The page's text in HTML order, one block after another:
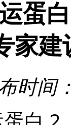
蛋
家建
时间